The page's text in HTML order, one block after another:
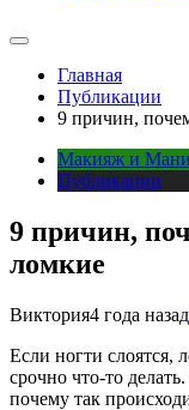
Главная
Публикации
9 причин,
Макияж и
Публикации
9 причин,
ломкие
Виктория4 года назад
Если ногти слоятся,
срочно что-то
почему так